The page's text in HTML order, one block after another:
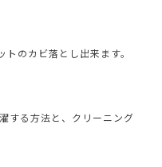
のカビ落とし出来ます。
する方法と、クリーニング